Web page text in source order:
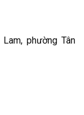
phường Tân